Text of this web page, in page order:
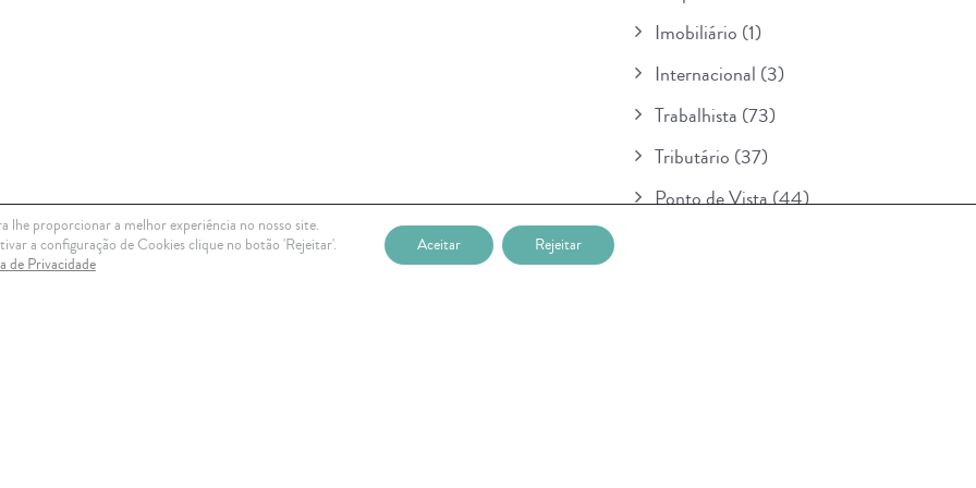
Imobiliário (1)
Internacional (3)
Trabalhista (73)
Tributário (37)
Ponto de Vista(44)
lhe proporcionar a melhor experiência no nosso site.
a configuração de Cookies clique no botão 'Rejeitar'.
de Privacidade
Aceitar Rejeitar